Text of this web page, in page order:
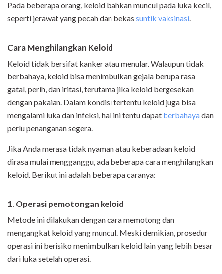
Pada beberapa orang, keloid bahkan muncul pada luka kecil,
seperti jerawat yang pecah dan bekas suntik vaksinasi.
Cara Menghilangkan Keloid
Keloid tidak bersifat kanker atau menular. Walaupun tidak
berbahaya, keloid bisa menimbulkan gejala berupa rasa
gatal, perih, dan iritasi, terutama jika keloid bergesekan
dengan pakaian. Dalam kondisi tertentu keloid juga bisa
mengalami luka dan infeksi, hal ini tentu dapat berbahayadan
perlu penanganan segera.
Jika Anda merasa tidak nyaman atau keberadaan keloid
dirasa mulai mengganggu, ada beberapa cara menghilangkan
keloid. Berikut ini adalah beberapa caranya:
1. Operasi pemotongan keloid
Metode ini dilakukan dengan cara memotong dan
mengangkat keloid yang muncul. Meski demikian, prosedur
operasi ini berisiko menimbulkan keloid lain yang lebih besar
dari luka setelah operasi.